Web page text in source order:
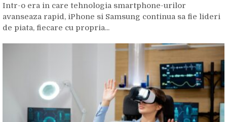
Intr-o era in care tehnologia smartphone-urilor
avanseaza rapid, iPhone si Samsung continua sa fie lideri
de piata, fiecare cu propria...